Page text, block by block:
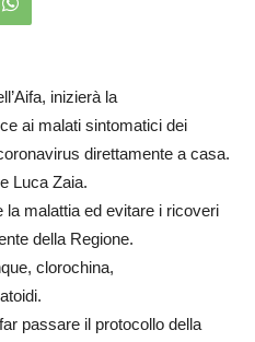
inizierà la
ai malati sintomatici dei
direttamente a casa.
Luca Zaia.
la malattia ed evitare i ricoveri
della Regione.
clorochina,
passare il protocollo della